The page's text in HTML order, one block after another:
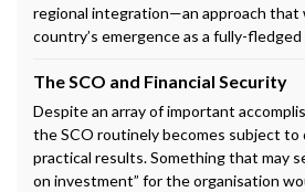
regional integration—an approach
country’s emergence as a fully-
The SCO and Financial Security
Despite an array of important
the SCO routinely becomes subject
practical results. Something that may
on investment” for the organisation